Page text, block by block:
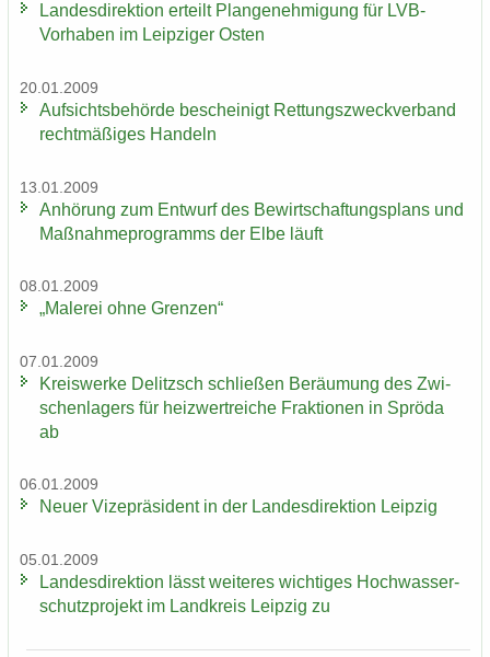
Lan­des­di­rek­ti­on er­teilt Plan­ge­neh­mi­gung für LVB-​
Vorhaben im Leip­zi­ger Osten
20.01.2009
Auf­sichts­be­hör­de be­schei­nigt Ret­tungs­zweck­ver­band
recht­mä­ßi­ges Han­deln
13.01.2009
An­hö­rung zum Ent­wurf des Be­wirt­schaf­tungs­plans und
Maß­nah­me­pro­gramms der Elbe läuft
08.01.2009
„Ma­le­rei ohne Gren­zen“
07.01.2009
Kreis­wer­ke De­litzsch schlie­ßen Be­räu­mung des Zwi­
schen­la­gers für heiz­wertrei­che Frak­tio­nen in Sprö­da
ab
06.01.2009
Neuer Vi­ze­prä­si­dent in der Lan­des­di­rek­ti­on Leip­zig
05.01.2009
Lan­des­di­rek­ti­on lässt wei­te­res wich­ti­ges Hoch­was­ser­
schutz­pro­jekt im Land­kreis Leip­zig zu